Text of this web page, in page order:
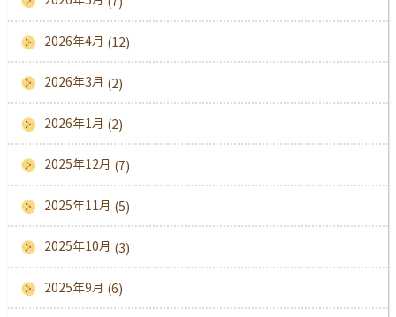
2026年4月 (12)
2026年3月 (2)
2026年1月 (2)
2025年12月 (7)
2025年11月 (5)
2025年10月 (3)
2025年9月 (6)